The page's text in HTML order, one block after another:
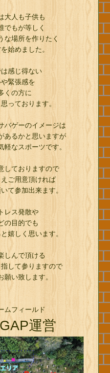
大人も子供も
でもが等しく
な場所を作りたく
始めました。
感じ得ない
緊張感を
くの方に
っております。
バゲーのイメージは
あるかと思いますが
軽なスポーツです。
しておりますので
ご用意頂ければ
て参加出来ます。
レス発散や
の目的でも
嬉しく思います。
しんで頂ける
して参りますので
願い致します。
ムフィールド
運営